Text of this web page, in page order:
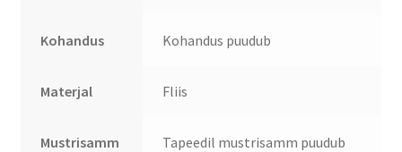
Kohandus Kohandus puudub
Materjal Fliis
Mustrisamm
Tapeedil mustrisamm puudub